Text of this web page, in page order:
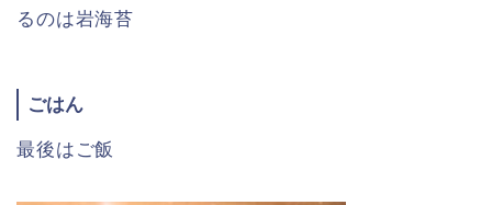
るのは岩海苔
ごはん
最後はご飯